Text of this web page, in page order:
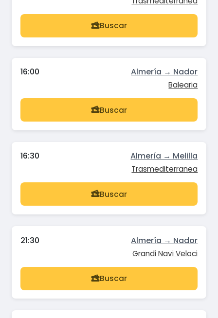
Buscar
16:00 Almería → Nador
Balearia
Buscar
16:30 Almería → Melilla
Trasmediterranea
Buscar
21:30 Almería → Nador
Grandi Navi Veloci
Buscar